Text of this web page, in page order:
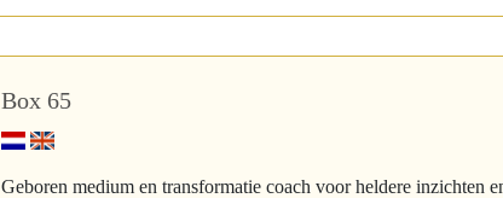
Box 65
Geboren medium en transformatie coach voor heldere inzichten